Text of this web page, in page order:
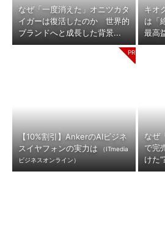
なぜ「一度消えた」オニツカタ
イガーは復活したのか 世界的
ブランドへと成長した背景...
キオ
は「
最高
【10%割引】AnkerのAIビジネ
スイヤフォンの実力は
（ITmedia
ビジネスオンライン）
なぜ
で完
けた